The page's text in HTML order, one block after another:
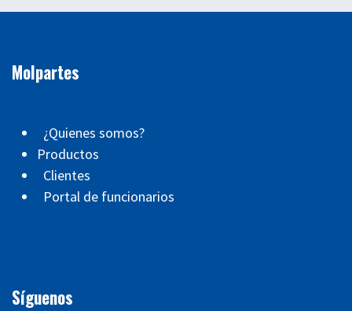
Molpartes
¿Quienes somos?
Productos
Clientes
Portal de funcionarios
Síguenos